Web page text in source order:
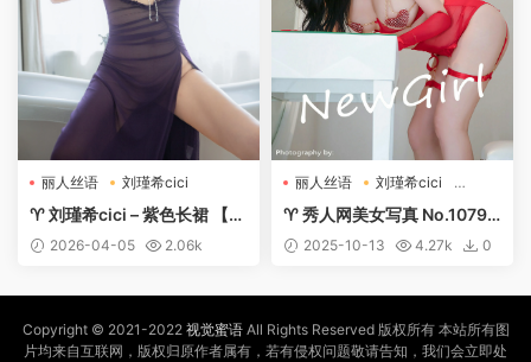
丽人丝语 刘瑾希cici
♈ 刘瑾希cici – 紫色长裙 【8
7P】【丽人丝语】
2026-04-05
2.06k
丽人丝语
刘瑾希cici
新人模特
♈ 秀人网美女写真 No.10798
刘瑾希cici 【56P】【丽人丝
2025-10-13 4.27k 0
Copyright © 2021-2022 视觉蜜语All Rights Reserved 版权所有 本站所有图
片均来自互联网，版权归原作者属有，若有侵权问题敬请告知，我们会立即处